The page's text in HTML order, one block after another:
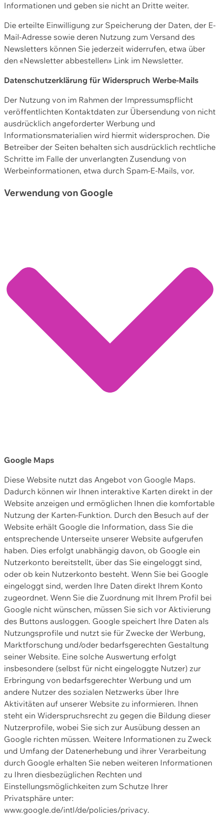
Informationen und geben sie nicht an Dritte weiter.
Die erteilte Einwilligung zur Speicherung der Daten, der E-
Mail-Adresse sowie deren Nutzung zum Versand des
Newsletters können Sie jederzeit widerrufen, etwa über
den «Newsletter abbestellen» Link im Newsletter.
Datenschutzerklärung für Widerspruch Werbe-Mails
Der Nutzung von im Rahmen der Impressumspflicht
veröffentlichten Kontaktdaten zur Übersendung von nicht
ausdrücklich angeforderter Werbung und
Informationsmaterialien wird hiermit widersprochen. Die
Betreiber der Seiten behalten sich ausdrücklich rechtliche
Schritte im Falle der unverlangten Zusendung von
Werbeinformationen, etwa durch Spam-E-Mails, vor.
Verwendung von Google
Google Maps
Diese Website nutzt das Angebot von Google Maps.
Dadurch können wir Ihnen interaktive Karten direkt in der
Website anzeigen und ermöglichen Ihnen die komfortable
Nutzung der Karten-Funktion. Durch den Besuch auf der
Website erhält Google die Information, dass Sie die
entsprechende Unterseite unserer Website aufgerufen
haben. Dies erfolgt unabhängig davon, ob Google ein
Nutzerkonto bereitstellt, über das Sie eingeloggt sind,
oder ob kein Nutzerkonto besteht. Wenn Sie bei Google
eingeloggt sind, werden Ihre Daten direkt Ihrem Konto
zugeordnet. Wenn Sie die Zuordnung mit Ihrem Profil bei
Google nicht wünschen, müssen Sie sich vor Aktivierung
des Buttons ausloggen. Google speichert Ihre Daten als
Nutzungsprofile und nutzt sie für Zwecke der Werbung,
Marktforschung und/oder bedarfsgerechten Gestaltung
seiner Website. Eine solche Auswertung erfolgt
insbesondere (selbst für nicht eingeloggte Nutzer) zur
Erbringung von bedarfsgerechter Werbung und um
andere Nutzer des sozialen Netzwerks über Ihre
Aktivitäten auf unserer Website zu informieren. Ihnen
steht ein Widerspruchsrecht zu gegen die Bildung dieser
Nutzerprofile, wobei Sie sich zur Ausübung dessen an
Google richten müssen. Weitere Informationen zu Zweck
und Umfang der Datenerhebung und ihrer Verarbeitung
durch Google erhalten Sie neben weiteren Informationen
zu Ihren diesbezüglichen Rechten und
Einstellungsmöglichkeiten zum Schutze Ihrer
Privatsphäre unter:
www.google.de/intl/de/policies/privacy.